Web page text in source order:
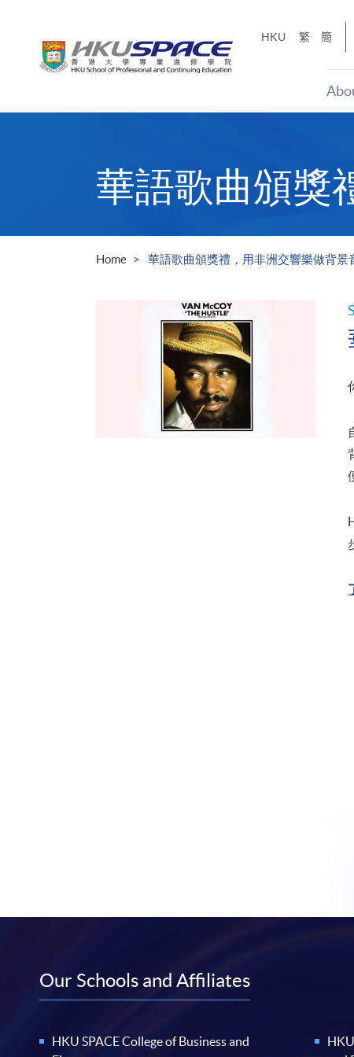
HKU 繁 簡
華語歌曲頒獎
Home 華語歌曲頒獎禮，用非洲交響樂做背景
Our Schools and Affiliates
HKU SPACE College of Business and